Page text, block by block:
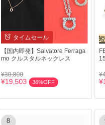
タイムセール
【国内即発】Salvatore Ferraga
mo クルスタルネックレス
¥30,800
¥19,503 36%OFF
8